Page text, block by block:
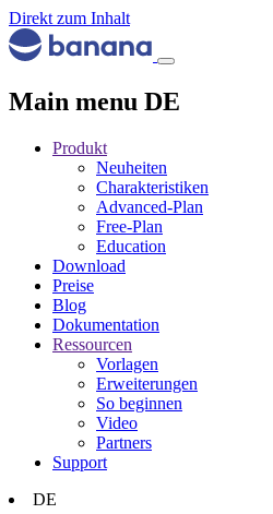
Direkt zum Inhalt
Main menu DE
Produkt
Neuheiten
Charakteristiken
Advanced-Plan
Free-Plan
Education
Download
Preise
Blog
Dokumentation
Ressourcen
Vorlagen
Erweiterungen
So beginnen
Video
Partners
Support
DE